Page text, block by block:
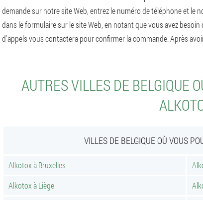
demande sur notre site Web, entrez le numéro de téléphone et le
dans le formulaire sur le site Web, en notant que vous avez
d'appels vous contactera pour confirmer la commande. Après
AUTRES VILLES DE BELGIQUE
VILLES DE BELGIQUE OÙ VOUS
Alkotox à Bruxelles
Alkotox à Liège